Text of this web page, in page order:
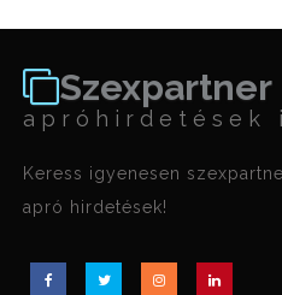
Szexpartner
apróhirdetések
Keress igyenesen
apró hirdetések!